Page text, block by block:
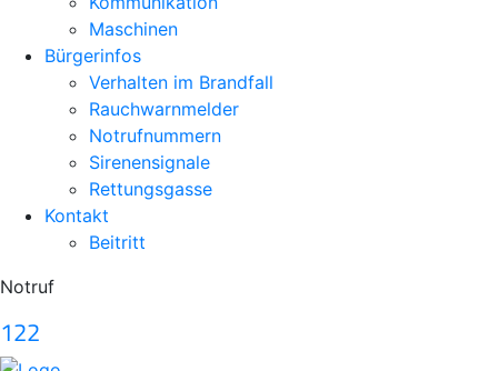
Maschinen
Bürgerinfos
Verhalten im Brandfall
Rauchwarnmelder
Notrufnummern
Sirenensignale
Rettungsgasse
Kontakt
Beitritt
Notruf
122